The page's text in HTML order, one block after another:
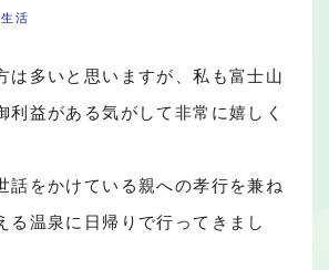
活
は多いと思いますが、私も富士山
利益がある気がして非常に嬉しく
話をかけている親への孝行を兼ね
る温泉に日帰りで行ってきまし